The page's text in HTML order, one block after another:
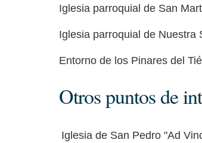
Iglesia parroquial de San
Iglesia parroquial de Nuestra
Entorno de los Pinares del
Otros puntos de
Iglesia de San Pedro "Ad